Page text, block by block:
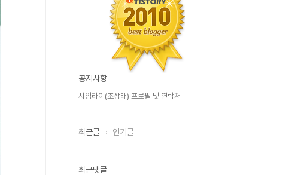
공지사항
시앙라이(조상래) 프로필 및 연락처
최근글 인기글
최근댓글